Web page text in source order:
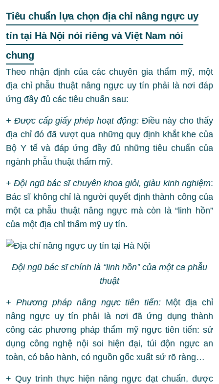
Tiêu chuẩn lựa chọn địa chỉ nâng ngực uy
tín tại Hà Nội nói riêng và Việt Nam nói
chung
Theo nhận định của các chuyên gia thẩm mỹ, một
địa chỉ phẫu thuật nâng ngực uy tín phải là nơi đáp
ứng đầy đủ các tiêu chuẩn sau:
+ Được cấp giấy phép hoạt động:Điều này cho thấy
địa chỉ đó đã vượt qua những quy định khắt khe của
Bộ Y tế và đáp ứng đầy đủ những tiêu chuẩn của
ngành phẫu thuật thẩm mỹ.
+ Đội ngũ bác sĩ chuyên khoa giỏi, giàu kinh nghiệm:
Bác sĩ không chỉ là người quyết định thành công của
một ca phẫu thuật nâng ngực mà còn là “linh hồn”
của một địa chỉ thẩm mỹ uy tín.
Đội ngũ bác sĩ chính là “linh hồn” của một ca phẫu
thuật
+ Phương pháp nâng ngực tiên tiến: Một địa chỉ
nâng ngực uy tín phải là nơi đã ứng dụng thành
công các phương pháp thẩm mỹ ngực tiên tiến: sử
dụng công nghệ nội soi hiện đại, túi độn ngực an
toàn, có bảo hành, có nguồn gốc xuất sứ rõ ràng…
+ Quy trình thực hiện nâng ngực đạt chuẩn, được